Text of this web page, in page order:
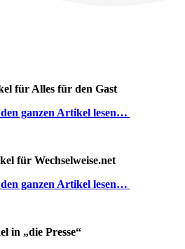
für Alles für den Gast
ganzen Artikel lesen…
für Wechselweise.net
ganzen Artikel lesen…
in „die Presse“